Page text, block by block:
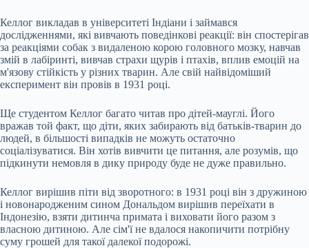
Келлог викладав в університеті Індіани і займався
дослідженнями, які вивчають поведінкові реакції: він спостерігав
за реакціями собак з видаленою корою головного мозку, навчав
змій в лабіринті, вивчав страхи щурів і птахів, вплив емоцій на
м'язову стійкість у різних тварин. Але свій найвідоміший
експеримент він провів в 1931 році.
Ще студентом Келлог багато читав про дітей-мауглі. Його
вражав той факт, що діти, яких забирають від батьків-тварин до
людей, в більшості випадків не можуть остаточно
соціалізуватися. Він хотів вивчити це питання, але розумів, що
підкинути немовля в дику природу буде не дуже правильно.
Келлог вирішив піти від зворотного: в 1931 році він з дружиною
і новонародженим сином Дональдом вирішив переїхати в
Індонезію, взяти дитинча примата і виховати його разом з
власною дитиною. Але сім'ї не вдалося накопичити потрібну
суму грошей для такої далекої подорожі.